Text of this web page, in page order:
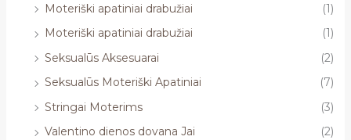
Moteriški apatiniai drabužiai
(1)
Moteriški apatiniai drabužiai
(1)
Seksualūs Aksesuarai
(2)
Seksualūs Moteriški Apatiniai
(7)
Stringai Moterims
(3)
Valentino dienos dovana Jai
(2)